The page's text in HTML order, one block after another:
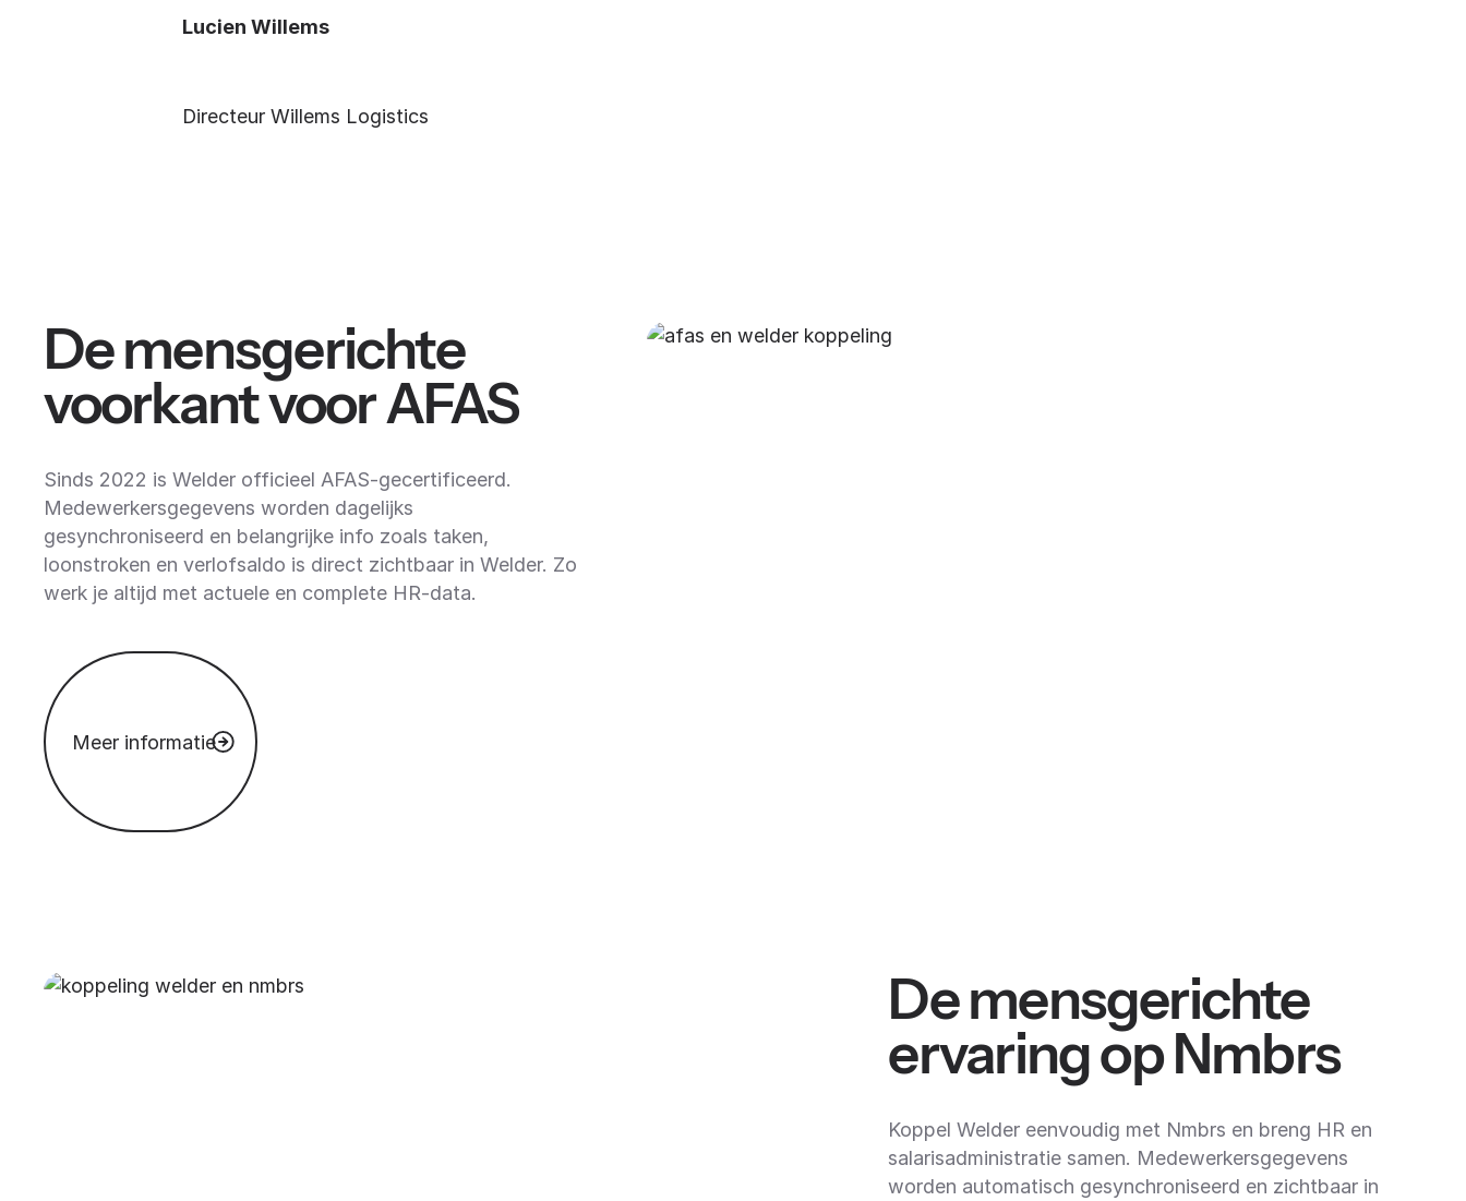
Lucien Willems
Directeur Willems Logistics
De mensgerichte
voorkant voor AFAS
Sinds 2022 is Welder officieel AFAS-gecertificeerd.
Medewerkersgegevens worden dagelijks
gesynchroniseerd en belangrijke info zoals taken,
loonstroken en verlofsaldo is direct zichtbaar in Welder. Zo
werk je altijd met actuele en complete HR-data.
Meer informatie
De mensgerichte
ervaring op Nmbrs
Koppel Welder eenvoudig met Nmbrs en breng HR en
salarisadministratie samen. Medewerkersgegevens
worden automatisch gesynchroniseerd en zichtbaar in